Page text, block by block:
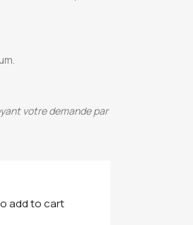
votre demande par
add to cart